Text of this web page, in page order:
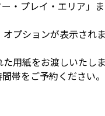
・プレイ・エリア」
プションが表示されま
用紙をお渡しいたしま
帯をご予約ください。